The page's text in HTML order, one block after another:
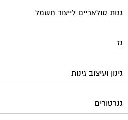
גגות סולאריים לייצור חשמל
גז
גינון ועיצוב גינות
גנרטורים